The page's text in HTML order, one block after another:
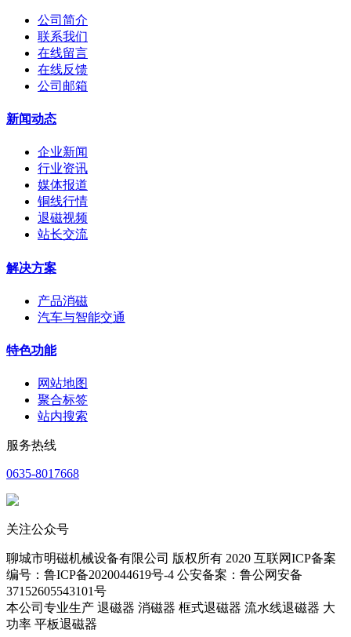
公司简介
联系我们
在线留言
在线反馈
公司邮箱
新闻动态
企业新闻
行业资讯
媒体报道
铜线行情
退磁视频
站长交流
解决方案
产品消磁
汽车与智能交通
特色功能
网站地图
聚合标签
站内搜索
服务热线
0635-8017668
关注公众号
聊城市明磁机械设备有限公司 版权所有 2020 互联网ICP备案
编号：鲁ICP备2020044619号-4 公安备案：鲁公网安备
37152605543101号
本公司专业生产 退磁器 消磁器 框式退磁器 流水线退磁器 大
功率 平板退磁器